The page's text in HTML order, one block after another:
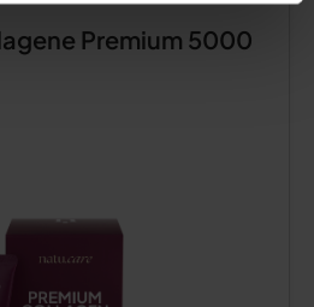
Premium 5000